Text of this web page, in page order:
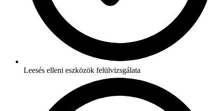
Leesés elleni eszközök felülvizsgálata